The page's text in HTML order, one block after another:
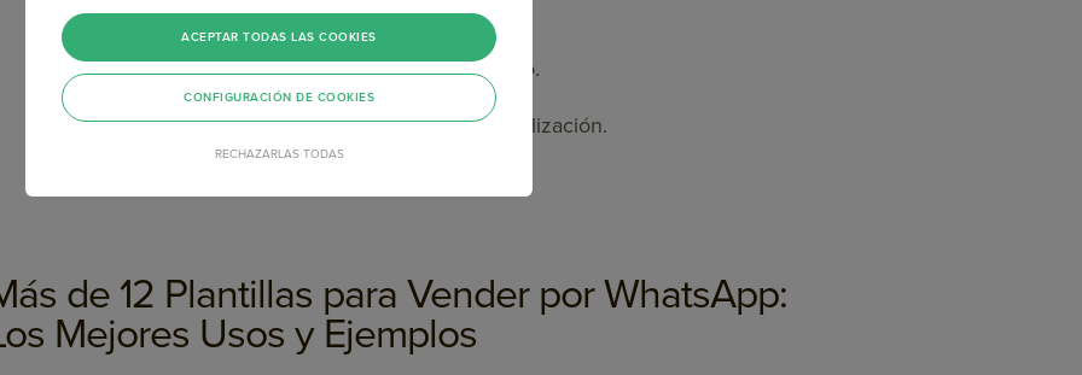
Ser claras y concisas.
Evitar lenguaje puramente promocional o engañoso.
Contener variables ({{1}}, {{nombre}}) para la personalización.
de 12 Plantillas para Vender por WhatsApp:
Mejores Usos y Ejemplos
RECHAZARLAS TODAS
ACEPTAR TODAS LAS COOKIES
CONFIGURACIÓN DE COOKIES